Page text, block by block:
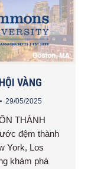
VÀNG
29/05/2025
THÀNH
đệm thành
York, Los
khám phá